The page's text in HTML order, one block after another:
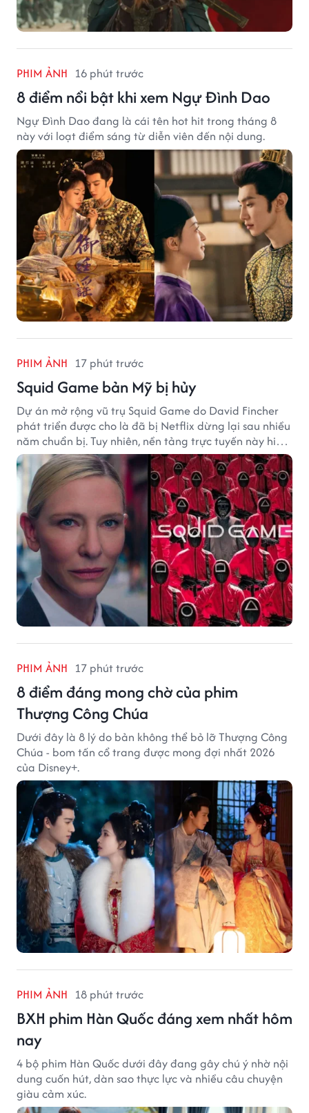
PHIM ẢNH 16 phút trước
8 điểm nổi bật khi xem Ngự Đình Dao
Ngự Đình Dao đang là cái tên hot hit trong tháng 8
này với loạt điểm sáng từ diễn viên đến nội dung.
PHIM ẢNH 17 phút trước
Squid Game bản Mỹ bị hủy
Dự án mở rộng vũ trụ Squid Game do David Fincher
phát triển được cho là đã bị Netflix dừng lại sau nhiều
năm chuẩn bị. Tuy nhiên, nền tảng trực tuyến này hiện
vẫn chưa đưa ra thông báo chính thức.
PHIM ẢNH 17 phút trước
8 điểm đáng mong chờ của phim
Thượng Công Chúa
Dưới đây là 8 lý do bản không thể bỏ lỡ Thượng Công
Chúa - bom tấn cổ trang được mong đợi nhất 2026
của Disney+.
PHIM ẢNH 18 phút trước
BXH phim Hàn Quốc đáng xem nhất hôm
nay
4 bộ phim Hàn Quốc dưới đây đang gây chú ý nhờ nội
dung cuốn hút, dàn sao thực lực và nhiều câu chuyện
giàu cảm xúc.